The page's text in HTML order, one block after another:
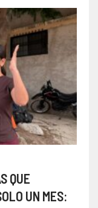
QUE
UN MES: